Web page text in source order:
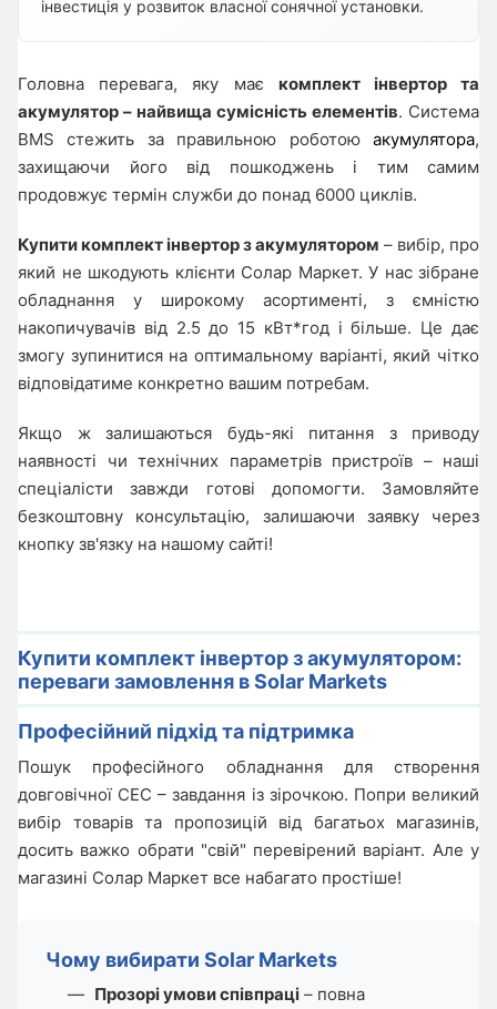
інвестиція у розвиток власної сонячної установки.
Головна перевага, яку має комплект інвертор та
акумулятор – найвища сумісність елементів. Система
BMS стежить за правильною роботою акумулятора,
захищаючи його від пошкоджень і тим самим
продовжує термін служби до понад 6000 циклів.
Купити комплект інвертор з акумулятором – вибір, про
який не шкодують клієнти Солар Маркет. У нас зібране
обладнання у широкому асортименті, з ємністю
накопичувачів від 2.5 до 15 кВт*год і більше. Це дає
змогу зупинитися на оптимальному варіанті, який чітко
відповідатиме конкретно вашим потребам.
Якщо ж залишаються будь-які питання з приводу
наявності чи технічних параметрів пристроїв – наші
спеціалісти завжди готові допомогти. Замовляйте
безкоштовну консультацію, залишаючи заявку через
кнопку зв'язку на нашому сайті!
Купити комплект інвертор з акумулятором:
переваги замовлення в Solar Markets
Професійний підхід та підтримка
Пошук професійного обладнання для створення
довговічної СЕС – завдання із зірочкою. Попри великий
вибір товарів та пропозицій від багатьох магазинів,
досить важко обрати "свій" перевірений варіант. Але у
магазині Солар Маркет все набагато простіше!
Чому вибирати Solar Markets
Прозорі умови співпраці – повна